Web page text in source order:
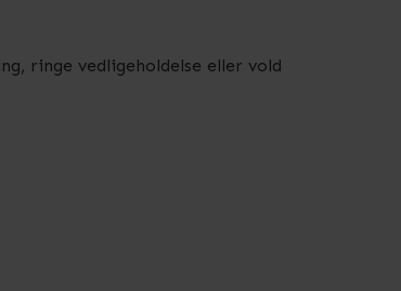
ringe vedligeholdelse eller vold